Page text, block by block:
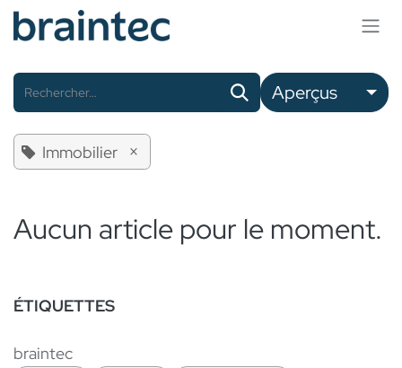
Se rendre au contenu
Aperçus
Immobilier ×
Aucun article pour le moment.
ÉTIQUETTES
braintec